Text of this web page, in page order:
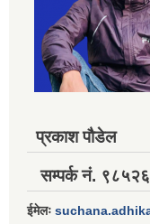
प्रकाश पौडेल
सम्पर्क नं.
ईमेलः